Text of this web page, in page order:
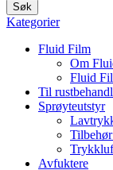
Søk
Kategorier
Fluid Film
Om
Fluid
Til
Sprøyteutstyr
Avfuktere